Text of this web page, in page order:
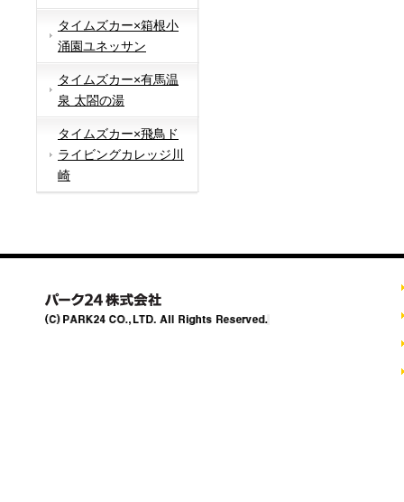
タイムズカー×箱根小
涌園ユネッサン
タイムズカー×有馬温
泉 太閤の湯
タイムズカー×飛鳥ド
ライビングカレッジ川
崎